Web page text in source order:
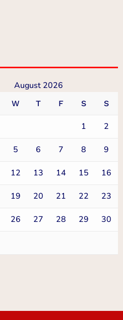
August 2026
W T F S S
1 2
5 6 7 8 9
12 13 14 15 16
19 20 21 22 23
26 27 28 29 30